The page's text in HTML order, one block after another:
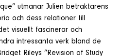
utmanar Julien betraktarens
och dess relationer till
visuellt fascinerar och
intressanta verk bland de
Rileys ”Revision of Study